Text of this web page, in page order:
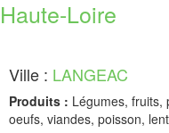
Haute-Loire
Ville : LANGEAC
Produits : Légumes, fruits,
oeufs, viandes, poisson,